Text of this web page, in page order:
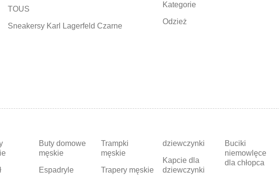
TOUS
Sneakersy Karl Lagerfeld Czarne
Kategorie
Odzież
Buty domowe
męskie
Espadryle
Trampki
męskie
Trapery męskie
dziewczynki
Kapcie dla
dziewczynki
Buciki
niemowlęce
dla chłopca